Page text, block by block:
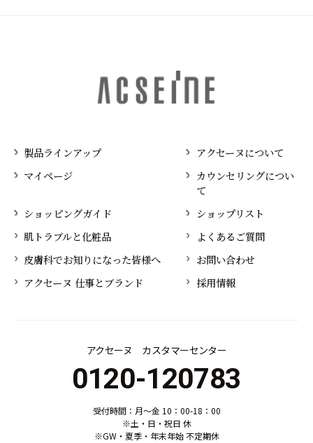
製品ラインアップ
アクセーヌについて
マイページ
カウンセリングについ
て
ショッピングガイド
ショップリスト
肌トラブルと化粧品
よくあるご質問
皮膚科でお知りになった皆様へ
お問い合わせ
アクセーヌ 仕事とブランド
採用情報
アクセーヌ カスタマーセンター
0120-120783
受付時間：月～金 10：00-18：00
※土・日・祝日 休
※GW・夏季・年末年始 不定期休